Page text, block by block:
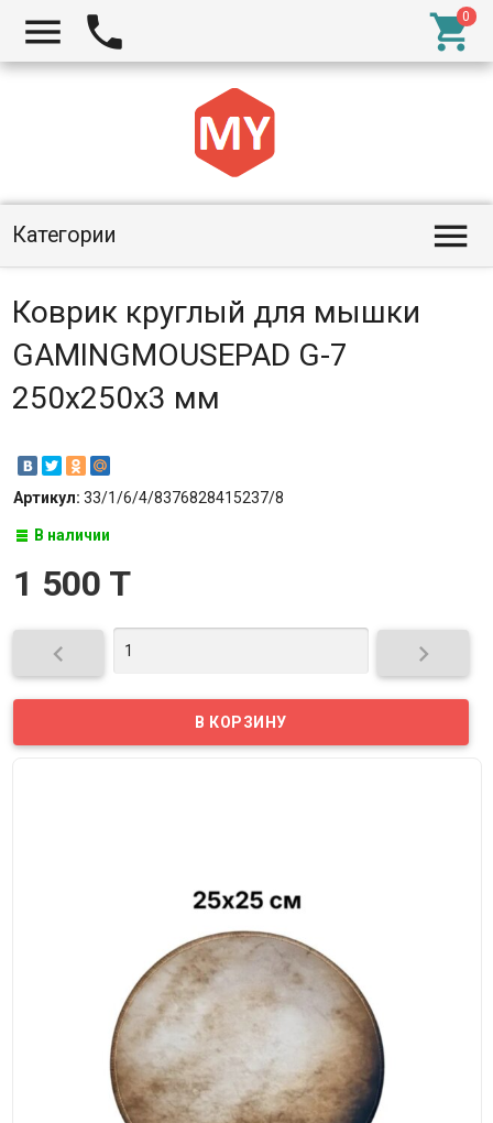
  
Категории 
Коврик круглый для мышки
GAMINGMOUSEPAD G-7
250x250x3 мм
Артикул: 33/1/6/4/8376828415237/8
В наличии
1 500 T
 